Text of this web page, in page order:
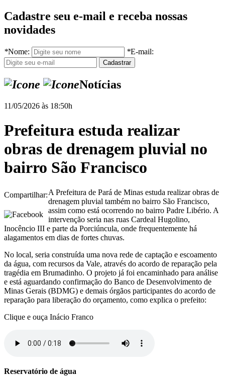
Cadastre seu e-mail e receba nossas
novidades
*Nome: *E-mail:
Notícias
11/05/2026 às 18:50h
Prefeitura estuda realizar
obras de drenagem pluvial no
bairro São Francisco
Compartilhar:A Prefeitura de Pará de Minas estuda realizar obras de
drenagem pluvial também no bairro São Francisco,
assim como está ocorrendo no bairro Padre Libério. A
intervenção seria nas ruas Cardeal Hugolino,
Inocêncio III e parte da Porciúncula, onde frequentemente há
alagamentos em dias de fortes chuvas.
No local, seria construída uma nova rede de captação e escoamento
da água, com recursos da Vale, através do acordo de reparação pela
tragédia em Brumadinho. O projeto já foi encaminhado para análise
e está aguardando confirmação do Banco de Desenvolvimento de
Minas Gerais (BDMG) e demais órgãos participantes do acordo de
reparação para liberação do orçamento, como explica o prefeito:
Clique e ouça Inácio Franco
Reservatório de água